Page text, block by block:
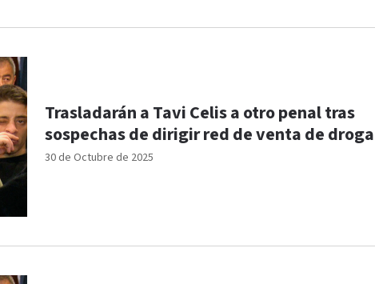
30 de Octubre de 2025
Trasladarán a Tavi Celis a otro penal tras
sospechas de dirigir red de venta de droga